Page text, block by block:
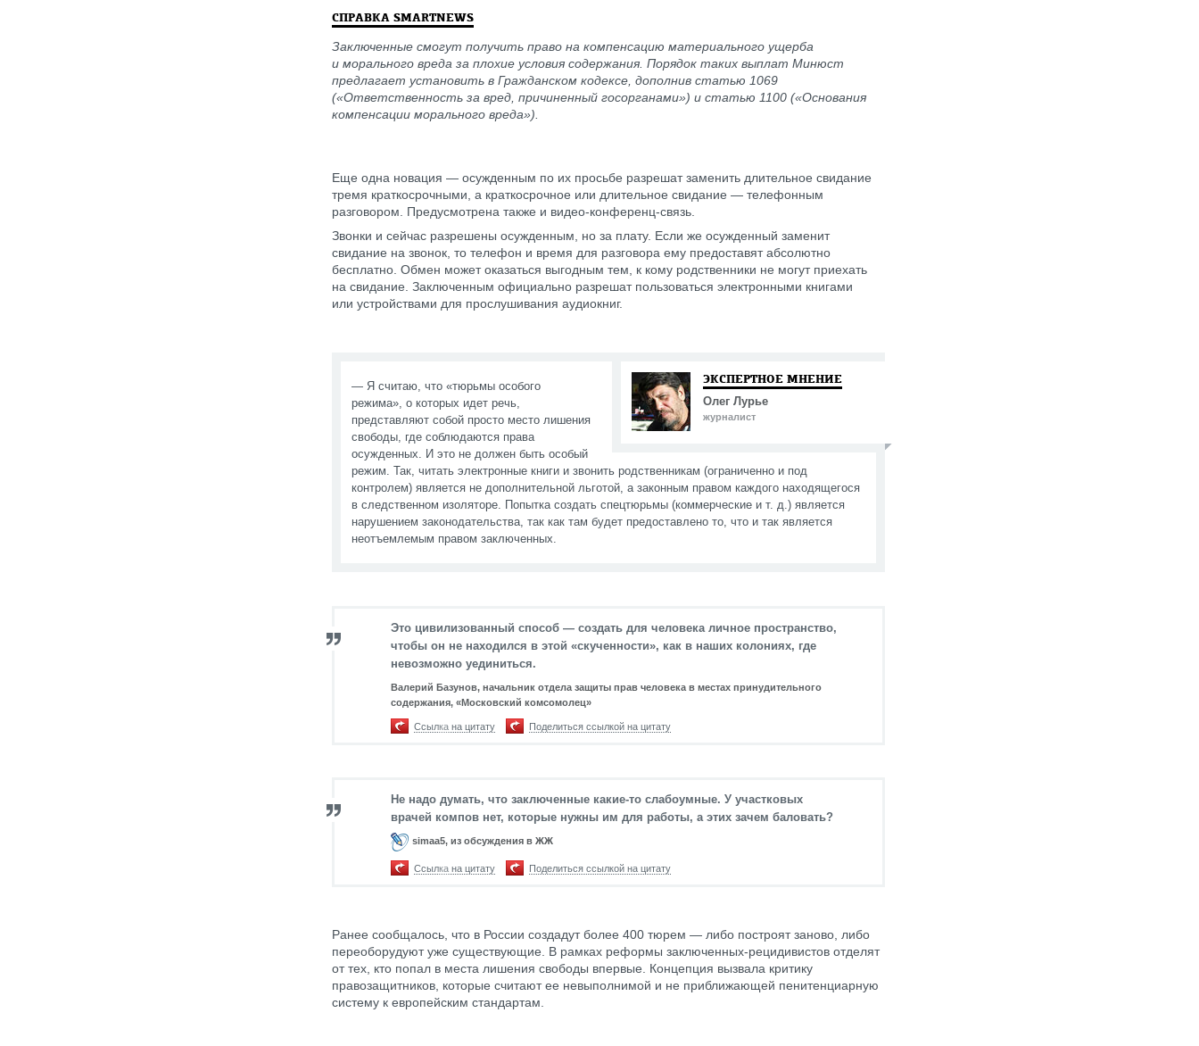
СПРАВКА SMARTNEWS
Заключенные смогут получить право на компенсацию материального ущерба
и морального вреда за плохие условия содержания. Порядок таких выплат Минюст
предлагает установить в Гражданском кодексе, дополнив статью 1069
(«Ответственность за вред, причиненный госорганами») и статью 1100 («Основания
компенсации морального вреда»).
Еще одна новация — осужденным по их просьбе разрешат заменить длительное свидание
тремя краткосрочными, а краткосрочное или длительное свидание — телефонным
разговором. Предусмотрена также и видео-конференц-связь.
Звонки и сейчас разрешены осужденным, но за плату. Если же осужденный заменит
свидание на звонок, то телефон и время для разговора ему предоставят абсолютно
бесплатно. Обмен может оказаться выгодным тем, к кому родственники не могут приехать
на свидание. Заключенным официально разрешат пользоваться электронными книгами
или устройствами для прослушивания аудиокниг.
ЭКСПЕРТНОЕ МНЕНИЕ
Олег Лурье
журналист
— Я считаю, что «тюрьмы особого
режима», о которых идет речь,
представляют собой просто место лишения
свободы, где соблюдаются права
осужденных. И это не должен быть особый
режим. Так, читать электронные книги и звонить родственникам (ограниченно и под
контролем) является не дополнительной льготой, а законным правом каждого находящегося
в следственном изоляторе. Попытка создать спецтюрьмы (коммерческие и т. д.) является
нарушением законодательства, так как там будет предоставлено то, что и так является
неотъемлемым правом заключенных.
Это цивилизованный способ — создать для человека личное пространство,
чтобы он не находился в этой «скученности», как в наших колониях, где
невозможно уединиться.
Валерий Базунов, начальник отдела защиты прав человека в местах принудительного
содержания, «Московский комсомолец»
Ссылка на цитату Поделиться ссылкой на цитату
Не надо думать, что заключенные какие-то слабоумные. У участковых
врачей компов нет, которые нужны им для работы, а этих зачем баловать?
simaa5, из обсуждения в ЖЖ
Ссылка на цитату Поделиться ссылкой на цитату
Ранее сообщалось, что в России создадут более 400 тюрем — либо построят заново, либо
переоборудуют уже существующие. В рамках реформы заключенных-рецидивистов отделят
от тех, кто попал в места лишения свободы впервые. Концепция вызвала критику
правозащитников, которые считают ее невыполнимой и не приближающей пенитенциарную
систему к европейским стандартам.